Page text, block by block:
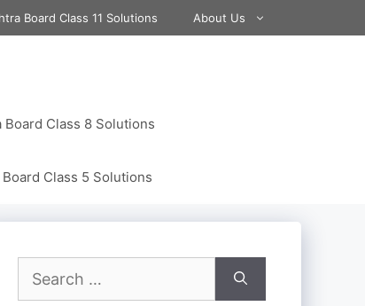
Board Class 11 Solutions About Us
Board Class 8 Solutions
Class 5 Solutions
for: